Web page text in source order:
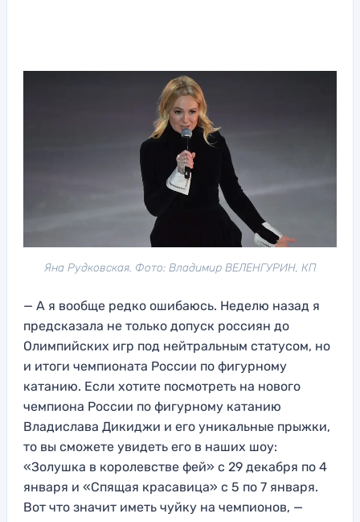
Яна Рудковская. Фото: Владимир ВЕЛЕНГУРИН, КП
— А я вообще редко ошибаюсь. Неделю назад я
предсказала не только допуск россиян до
Олимпийских игр под нейтральным статусом, но
и итоги чемпионата России по фигурному
катанию. Если хотите посмотреть на нового
чемпиона России по фигурному катанию
Владислава Дикиджи и его уникальные прыжки,
то вы сможете увидеть его в наших шоу:
«Золушка в королевстве фей» с 29 декабря по 4
января и «Спящая красавица» с 5 по 7 января.
Вот что значит иметь чуйку на чемпионов, —